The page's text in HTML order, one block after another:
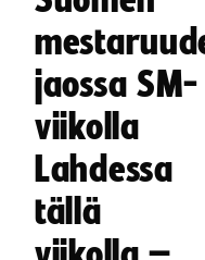
jaossa SM-
viikolla
Lahdessa
tällä